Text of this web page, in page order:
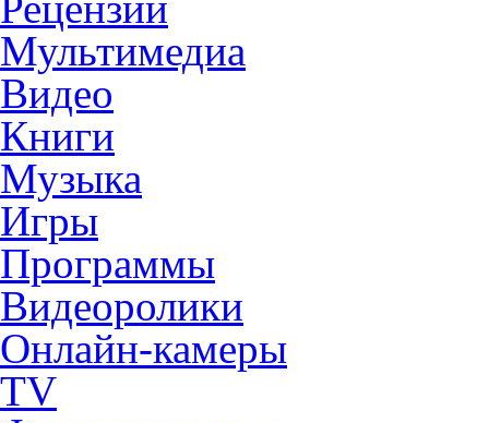
Мультимедиа
Видео
Книги
Музыка
Игры
Программы
Видеоролики
Онлайн-камеры
TV